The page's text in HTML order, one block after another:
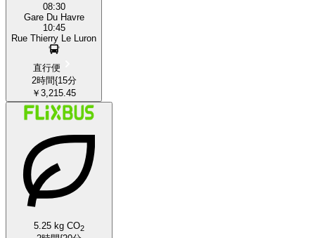
08:30
Gare Du Havre
10:45
Rue Thierry Le Luron
直行便
2時間{15分
￥3,215.45
5.25 kg CO2